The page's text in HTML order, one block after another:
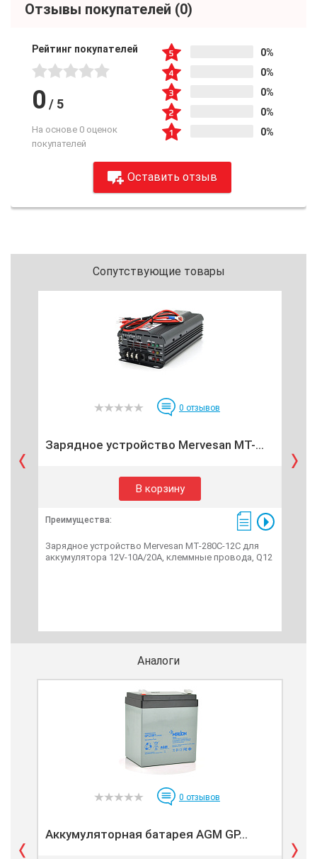
Отзывы покупателей (0)
Рейтинг покупателей
0 / 5
На основе 0 оценок
покупателей
0%
0%
0%
0%
0%
Оставить отзыв
Сопутствующие товары
0 отзывов
Зарядное устройство Mervesan MT-...
В корзину
Преимущества:
Зарядное устройство Mervesan MT-280C-12C для
аккумулятора 12V-10A/20A, клеммные провода, Q12
Аналоги
0 отзывов
Аккумуляторная батарея AGM GP...